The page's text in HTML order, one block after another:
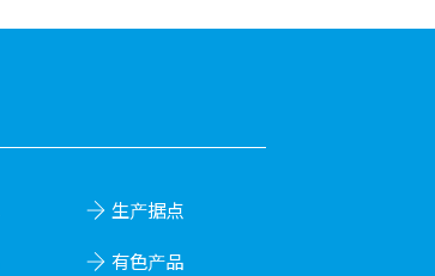
生产据点
有色产品